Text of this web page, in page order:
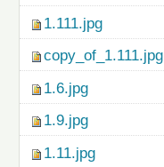
1.111.jpg
copy_of_1.111.jpg
1.6.jpg
1.9.jpg
1.11.jpg